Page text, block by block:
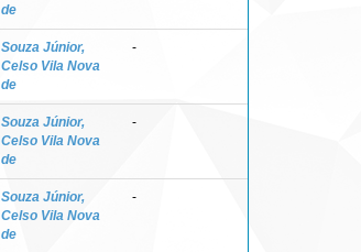
de
Souza Júnior,
Celso Vila Nova
de
-
Souza Júnior,
Celso Vila Nova
de
-
Souza Júnior,
Celso Vila Nova
de
-